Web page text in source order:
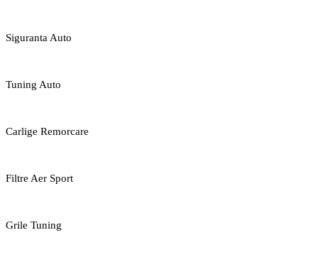
Siguranta Auto
Tuning Auto
Carlige Remorcare
Filtre Aer Sport
Grile Tuning